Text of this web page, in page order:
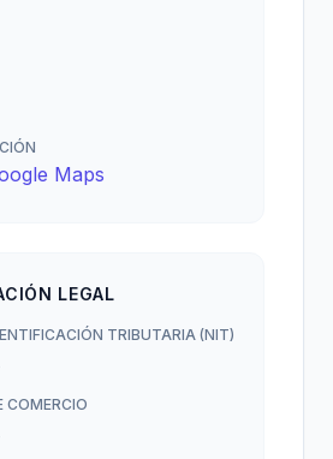
Maps
LEGAL
TRIBUTARIA (NIT)
COMERCIO